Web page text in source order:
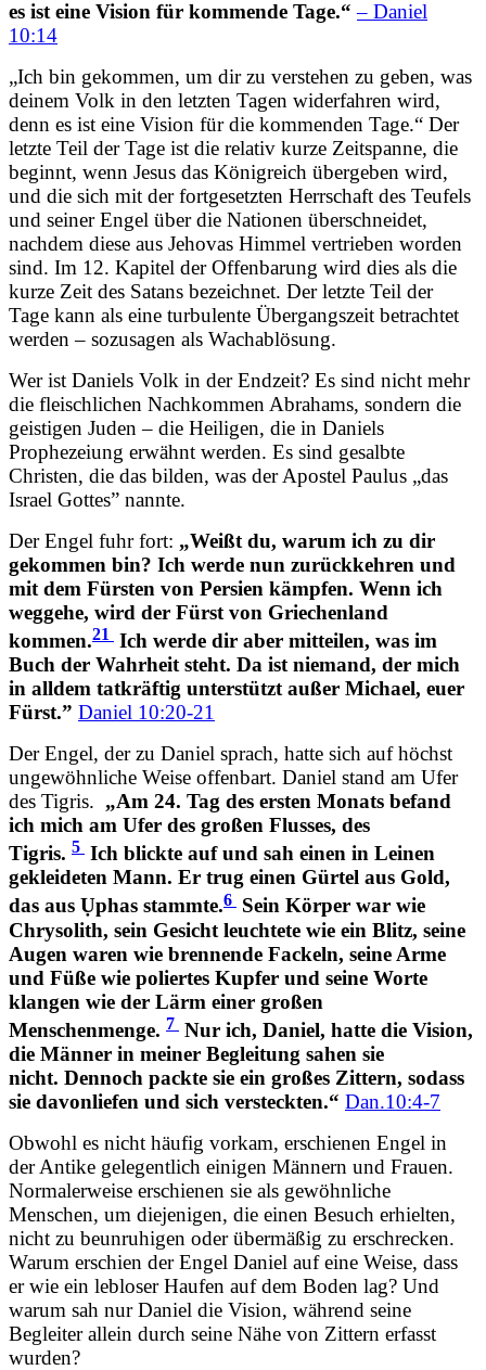
es ist eine Vision für kommende Tage.“ – Daniel
10:14
„Ich bin gekommen, um dir zu verstehen zu geben, was
deinem Volk in den letzten Tagen widerfahren wird,
denn es ist eine Vision für die kommenden Tage.“ Der
letzte Teil der Tage ist die relativ kurze Zeitspanne, die
beginnt, wenn Jesus das Königreich übergeben wird,
und die sich mit der fortgesetzten Herrschaft des Teufels
und seiner Engel über die Nationen überschneidet,
nachdem diese aus Jehovas Himmel vertrieben worden
sind. Im 12. Kapitel der Offenbarung wird dies als die
kurze Zeit des Satans bezeichnet. Der letzte Teil der
Tage kann als eine turbulente Übergangszeit betrachtet
werden – sozusagen als Wachablösung.
Wer ist Daniels Volk in der Endzeit? Es sind nicht mehr
die fleischlichen Nachkommen Abrahams, sondern die
geistigen Juden – die Heiligen, die in Daniels
Prophezeiung erwähnt werden. Es sind gesalbte
Christen, die das bilden, was der Apostel Paulus „das
Israel Gottes” nannte.
Der Engel fuhr fort: „Weißt du, warum ich zu dir
gekommen bin? Ich werde nun zurückkehren und
mit dem Fürsten von Persien kämpfen. Wenn ich
weggehe, wird der Fürst von Griechenland
kommen.21
Ich werde dir aber mitteilen, was im
Buch der Wahrheit steht. Da ist niemand, der mich
in alldem tatkräftig unterstützt außer Michael, euer
Fürst.” Daniel 10:20-21
Der Engel, der zu Daniel sprach, hatte sich auf höchst
ungewöhnliche Weise offenbart. Daniel stand am Ufer
des Tigris. „Am 24. Tag des ersten Monats befand
ich mich am Ufer des großen Flusses, des
Tigris. 5 Ich blickte auf und sah einen in Leinen
gekleideten Mann. Er trug einen Gürtel aus Gold,
das aus Ụphas stammte.6 Sein Körper war wie
Chrysolith, sein Gesicht leuchtete wie ein Blitz, seine
Augen waren wie brennende Fackeln, seine Arme
und Füße wie poliertes Kupfer und seine Worte
klangen wie der Lärm einer großen
Menschenmenge. 7 Nur ich, Daniel, hatte die Vision,
die Männer in meiner Begleitung sahen sie
nicht. Dennoch packte sie ein großes Zittern, sodass
sie davonliefen und sich versteckten.“ Dan.10:4-7
Obwohl es nicht häufig vorkam, erschienen Engel in
der Antike gelegentlich einigen Männern und Frauen.
Normalerweise erschienen sie als gewöhnliche
Menschen, um diejenigen, die einen Besuch erhielten,
nicht zu beunruhigen oder übermäßig zu erschrecken.
Warum erschien der Engel Daniel auf eine Weise, dass
er wie ein lebloser Haufen auf dem Boden lag? Und
warum sah nur Daniel die Vision, während seine
Begleiter allein durch seine Nähe von Zittern erfasst
wurden?